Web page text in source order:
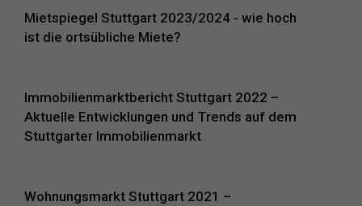
Mietspiegel Stuttgart 2023/2024 - wie hoch
ist die ortsübliche Miete?
Immobilienmarktbericht Stuttgart 2022 –
Aktuelle Entwicklungen und Trends auf dem
Stuttgarter Immobilienmarkt
Wohnungsmarkt Stuttgart 2021 –